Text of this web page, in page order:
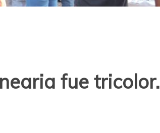
fue tricolor.